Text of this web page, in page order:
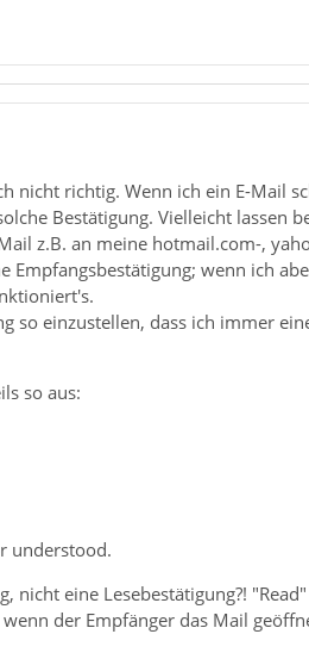
nicht richtig. Wenn ich ein E-Mail
Bestätigung. Vielleicht lassen
z.B. an meine hotmail.com-,
Empfangsbestätigung; wenn ich
so einzustellen, dass ich immer
so aus:
understood.
nicht eine Lesebestätigung?!
der Empfänger das Mail